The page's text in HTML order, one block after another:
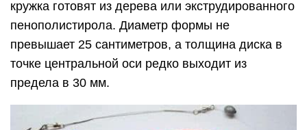
кружка готовят из дерева или экструдированного
пенополистирола. Диаметр формы не
превышает 25 сантиметров, а толщина диска в
точке центральной оси редко выходит из
предела в 30 мм.